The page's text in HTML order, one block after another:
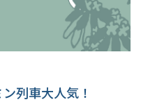
列車大人気！